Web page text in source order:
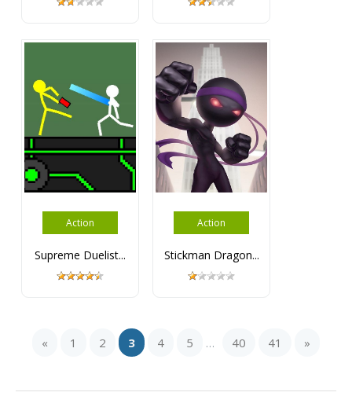
Action
Supreme Duelist...
Action
Stickman Dragon...
« 1 2 3 4 5 ... 40 41 »